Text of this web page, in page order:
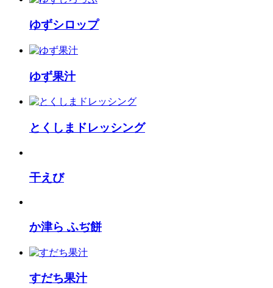
ゆずシロップ
ゆず果汁
とくしまドレッシング
干えび
か津ら ふぢ餅
すだち果汁